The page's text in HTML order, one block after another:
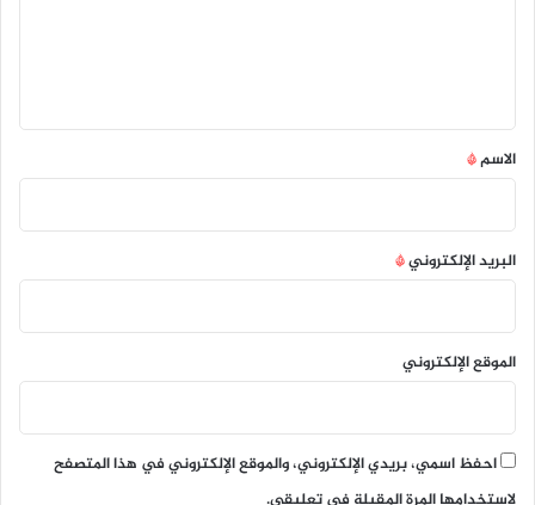
*
الاسم*
البريد الإلكتروني*
الموقع الإلكتروني
احفظ اسمي، بريدي الإلكتروني، والموقع الإلكتروني في هذا المتصفح